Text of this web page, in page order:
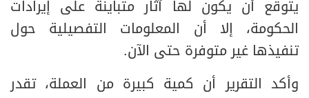
يتوقع أن يكون لها آثار متباينة على إيرادات
الحكومة، إلا أن المعلومات التفصيلية حول
تنفيذها غير متوفرة حتى الآن.
وأكد التقرير أن كمية كبيرة من العملة، تقدر